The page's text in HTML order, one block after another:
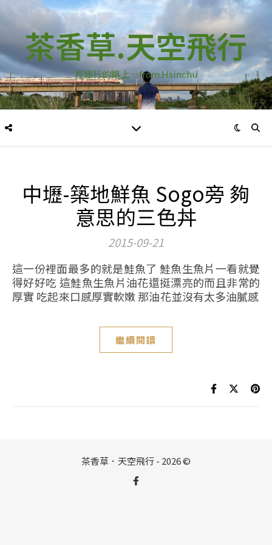
茶香草.天空飛行
在旅行的路上…from Hsinchu
中壢-築地鮮魚 Sogo旁 夠
意思的三色丼
2015-09-21
這一份裡面最多的就是鮭魚了 鮭魚生魚片一看就覺
得好好吃 這鮭魚生魚片油花還挺漂亮的而且非常的
厚實 吃起來口感厚實軟嫩 那油花並沒有太多油膩感
繼續閱讀
茶香草．天空飛行 - 2026 ©